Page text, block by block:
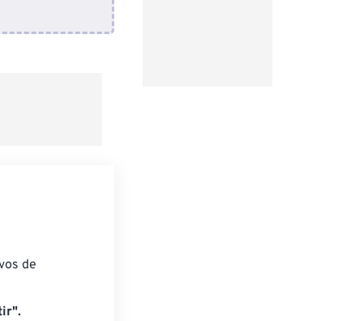
de